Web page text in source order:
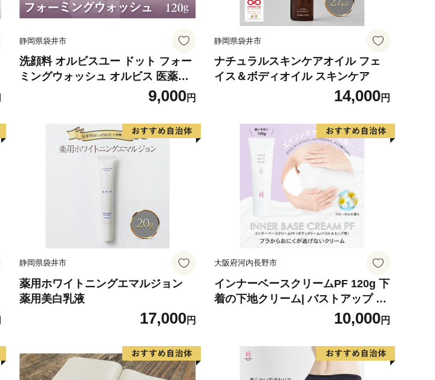
静岡県袋井市
洗顔料 オルビスユー ドット フォー
ミングウォッシュ オルビス 医薬部
9,000円
静岡県袋井市
ナチュラルスキンケアオイル フェ
イス＆ボディオイル スキンケア
14,000円
静岡県袋井市
薬用ホワイトニングエマルジョン
薬用美白乳液
17,000円
大阪府河内長野市
インナーベースクリームPF 120g 下
着の下地クリーム| バストアップ ヒ
ップアップ ヒップ バストクリーム
保湿 乾燥 ボディークリーム ボディ
クリーム 乾燥肌 バストケアクリー
ム フェムテック バストケア フェム
ケア 保湿クリーム クリーム 保湿剤
10,000円